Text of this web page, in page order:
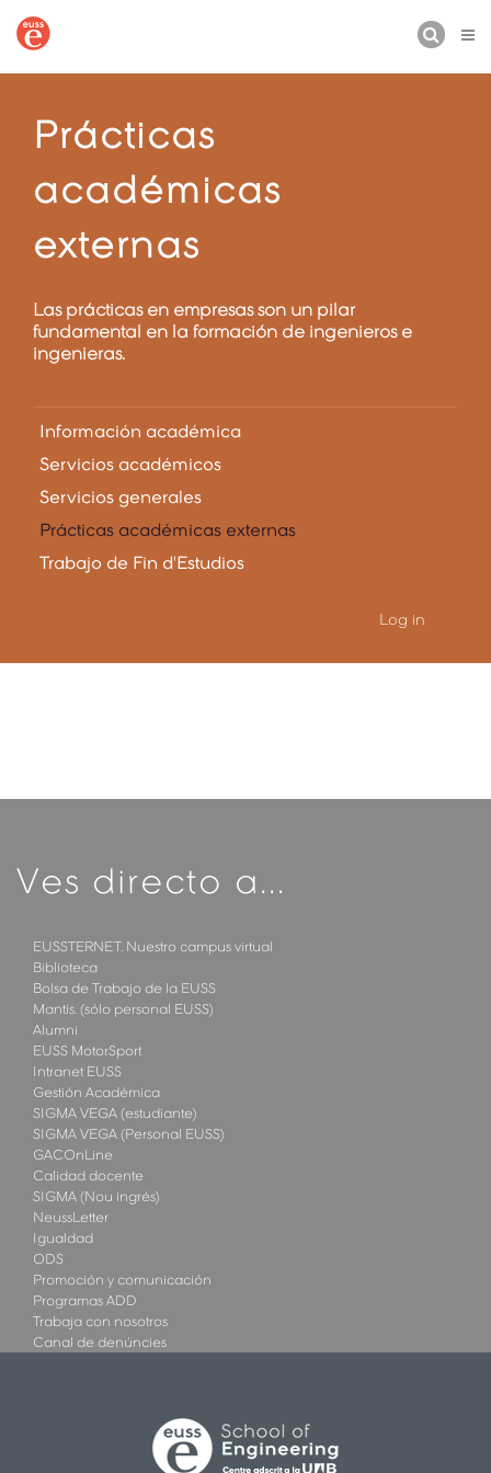
Prácticas
académicas
externas
Las prácticas en empresas son un pilar
fundamental en la formación de ingenieros e
ingenieras.
Información académica
Servicios académicos
Servicios generales
Prácticas académicas externas
Trabajo de Fin d'Estudios
Log in
Ves directo a...
EUSSTERNET. Nuestro campus virtual
Biblioteca
Bolsa de Trabajo de la EUSS
Mantis. (sólo personal EUSS)
Alumni
EUSS MotorSport
Intranet EUSS
Gestión Académica
SIGMA VEGA (estudiante)
SIGMA VEGA (Personal EUSS)
GACOnLine
Calidad docente
SIGMA (Nou ingrés)
NeussLetter
Igualdad
ODS
Promoción y comunicación
Programas ADD
Trabaja con nosotros
Canal de denúncies